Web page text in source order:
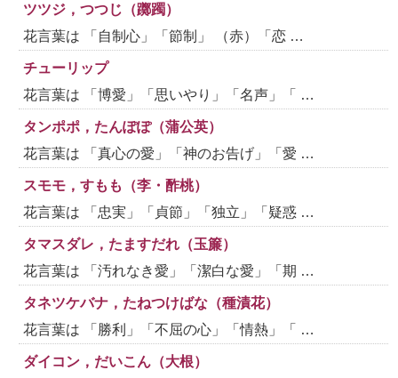
ツツジ，つつじ（躑躅）
花言葉は 「自制心」「節制」 （赤）「恋 …
チューリップ
花言葉は 「博愛」「思いやり」「名声」「 …
タンポポ，たんぽぽ（蒲公英）
花言葉は 「真心の愛」「神のお告げ」「愛 …
スモモ，すもも（李・酢桃）
花言葉は 「忠実」「貞節」「独立」「疑惑 …
タマスダレ，たますだれ（玉簾）
花言葉は 「汚れなき愛」「潔白な愛」「期 …
タネツケバナ，たねつけばな（種漬花）
花言葉は 「勝利」「不屈の心」「情熱」「 …
ダイコン，だいこん（大根）